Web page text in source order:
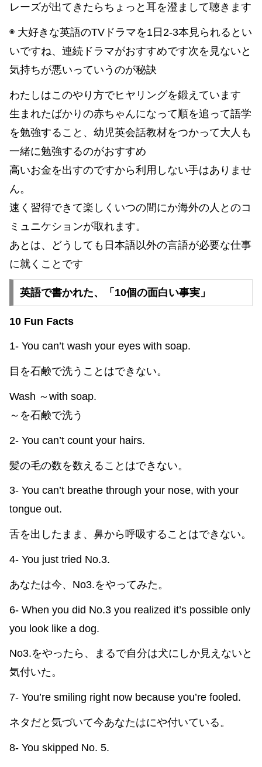
レーズが出てきたらちょっと耳を澄まして聴きます
◉ 大好きな英語のTVドラマを1日2-3本見られるとい
いですね、連続ドラマがおすすめです次を見ないと
気持ちが悪いっていうのが秘訣
わたしはこのやり方でヒヤリングを鍛えています
生まれたばかりの赤ちゃんになって順を追って語学
を勉強すること、幼児英会話教材をつかって大人も
一緒に勉強するのがおすすめ
高いお金を出すのですから利用しない手はありませ
ん。
速く習得できて楽しくいつの間にか海外の人とのコ
ミュニケションが取れます。
あとは、どうしても日本語以外の言語が必要な仕事
に就くことです
英語で書かれた、「10個の面白い事実」
10 Fun Facts
1- You can’t wash your eyes with soap.
目を石鹸で洗うことはできない。
Wash ～with soap.
～を石鹸で洗う
2- You can’t count your hairs.
髪の毛の数を数えることはできない。
3- You can’t breathe through your nose, with your
tongue out.
舌を出したまま、鼻から呼吸することはできない。
4- You just tried No.3.
あなたは今、No3.をやってみた。
6- When you did No.3 you realized it’s possible only
you look like a dog.
No3.をやったら、まるで自分は犬にしか見えないと
気付いた。
7- You’re smiling right now because you’re fooled.
ネタだと気づいて今あなたはにや付いている。
8- You skipped No. 5.